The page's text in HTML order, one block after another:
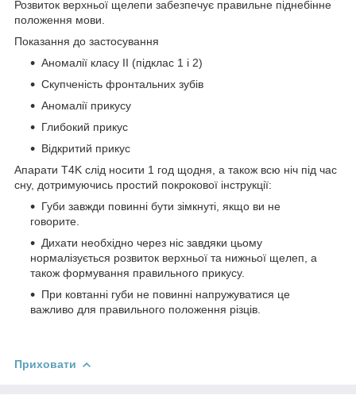
Розвиток верхньої щелепи забезпечує правильне піднебінне
положення мови.
Показання до застосування
Аномалії класу II (підклас 1 і 2)
Скупченість фронтальних зубів
Аномалії прикусу
Глибокий прикус
Відкритий прикус
Апарати T4K слід носити 1 год щодня, а також всю ніч під час
сну, дотримуючись простий покрокової інструкції:
Губи завжди повинні бути зімкнуті, якщо ви не
говорите.
Дихати необхідно через ніс завдяки цьому
нормалізується розвиток верхньої та нижньої щелеп, а
також формування правильного прикусу.
При ковтанні губи не повинні напружуватися це
важливо для правильного положення різців.
Приховати